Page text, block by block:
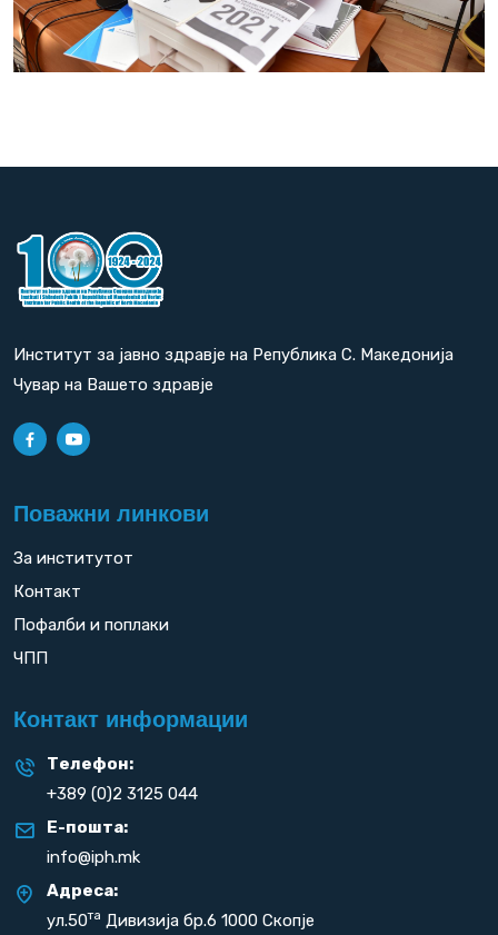
Институт за јавно здравје на Република С. Македонија
Чувар на Вашето здравје
Поважни линкови
За институтот
Контакт
Пофалби и поплаки
ЧПП
Контакт информации
Телефон:
+389 (0)2 3125 044
Е-пошта:
info@iph.mk
Адреса:
ул.50та Дивизија бр.6 1000 Скопје